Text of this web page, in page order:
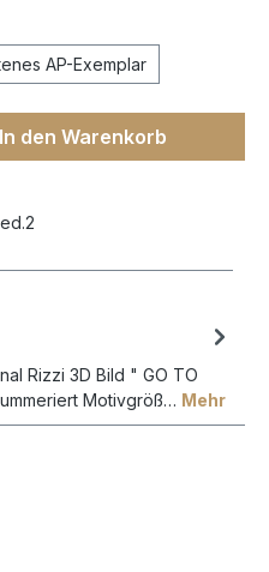
AP-Exemplar
In den Warenkorb
Rizzi 3D Bild " GO TO
Motivgröß… Mehr